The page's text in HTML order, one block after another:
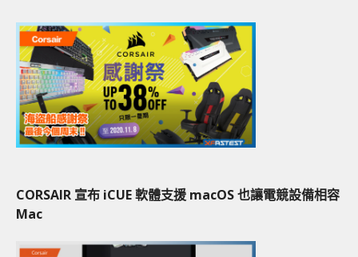
CORSAIR 宣布 iCUE 軟體支援 macOS 也讓電競設備相容
Mac